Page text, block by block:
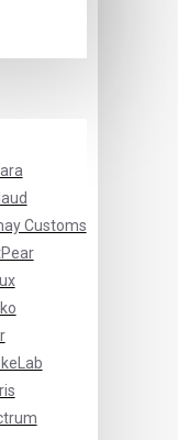
Customs